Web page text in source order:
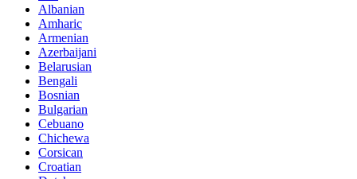
Albanian
Amharic
Armenian
Azerbaijani
Belarusian
Bengali
Bosnian
Bulgarian
Cebuano
Chichewa
Corsican
Croatian